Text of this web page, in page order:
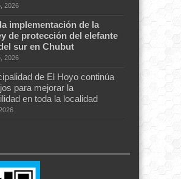
2026
implementación de la
de protección del elefante
sur en Chubut
2026
de El Hoyo continúa
para mejorar la
en toda la localidad